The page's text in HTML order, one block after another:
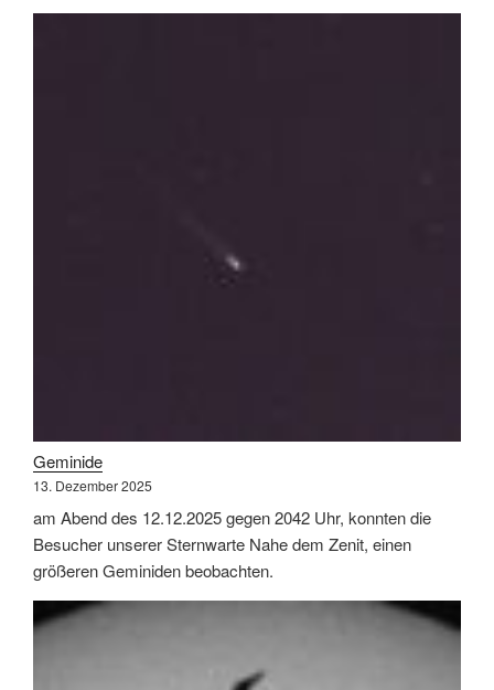
Geminide
13. Dezember 2025
am Abend des 12.12.2025 gegen 2042 Uhr, konnten die
Besucher unserer Sternwarte Nahe dem Zenit, einen
größeren Geminiden beobachten.